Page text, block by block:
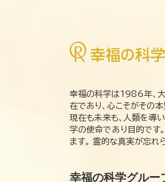
幸福の科学は1986年、大
在であり、心こそがその
現在も未来も、人類を導
学の使命であり目的です
ます。 霊的な真実が忘れ
幸福の科学グルー